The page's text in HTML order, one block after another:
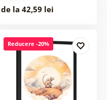
de la 42,59 lei
Reducere -20%